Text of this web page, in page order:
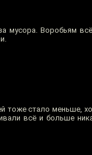
мусора. Воробьям
тоже стало меньше,
всё и больше